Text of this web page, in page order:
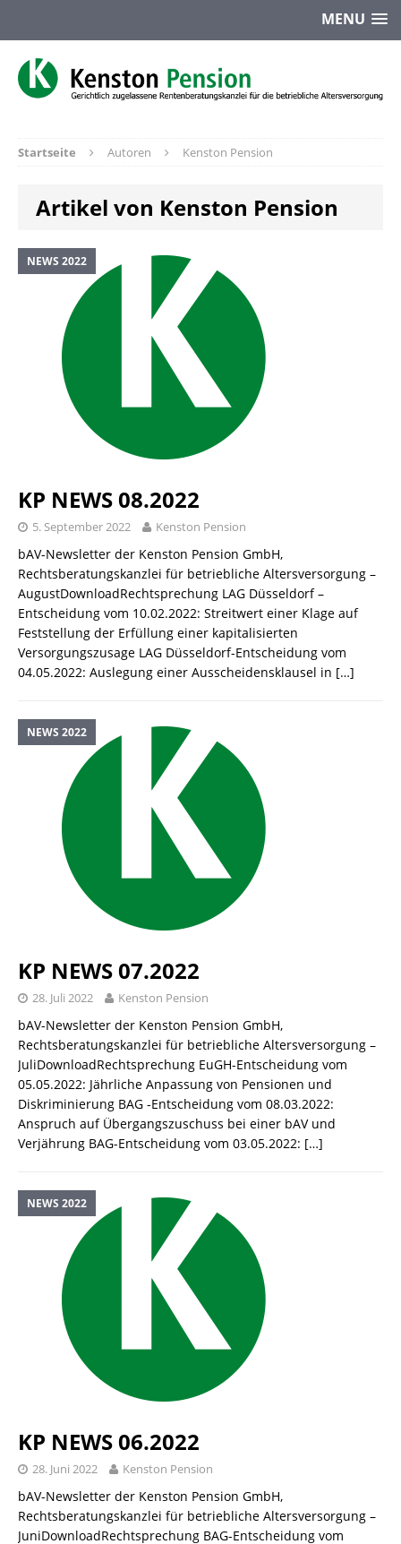
MENU
Startseite Autoren Kenston Pension
Artikel von Kenston Pension
NEWS 2022
KP NEWS 08.2022
5. September 2022 Kenston Pension
bAV-Newsletter der Kenston Pension GmbH,
Rechtsberatungskanzlei für betriebliche Altersversorgung –
AugustDownloadRechtsprechung LAG Düsseldorf –
Entscheidung vom 10.02.2022: Streitwert einer Klage auf
Feststellung der Erfüllung einer kapitalisierten
Versorgungszusage LAG Düsseldorf-Entscheidung vom
04.05.2022: Auslegung einer Ausscheidensklausel in […]
NEWS 2022
KP NEWS 07.2022
28. Juli 2022 Kenston Pension
bAV-Newsletter der Kenston Pension GmbH,
Rechtsberatungskanzlei für betriebliche Altersversorgung –
JuliDownloadRechtsprechung EuGH-Entscheidung vom
05.05.2022: Jährliche Anpassung von Pensionen und
Diskriminierung BAG -Entscheidung vom 08.03.2022:
Anspruch auf Übergangszuschuss bei einer bAV und
Verjährung BAG-Entscheidung vom 03.05.2022: […]
NEWS 2022
KP NEWS 06.2022
28. Juni 2022 Kenston Pension
bAV-Newsletter der Kenston Pension GmbH,
Rechtsberatungskanzlei für betriebliche Altersversorgung –
JuniDownloadRechtsprechung BAG-Entscheidung vom